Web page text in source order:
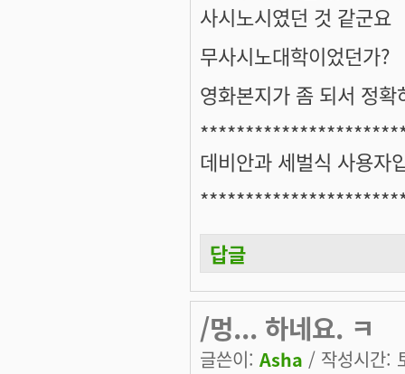
사시노시였던 것 같군요
무사시노대학이었던가?
영화본지가 좀 되서 정
데비안과 세벌식 사용자
답글
/멍... 하네요. ㅋ
글쓴이: Asha / 작성시간: